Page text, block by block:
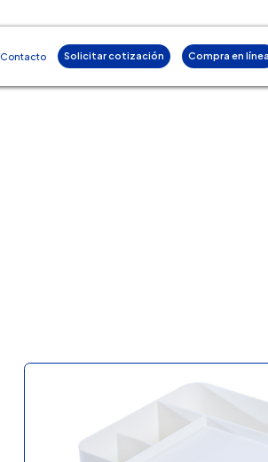
Contacto Solicitar cotización Compra en línea